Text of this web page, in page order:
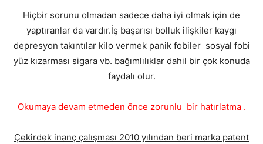
Hiçbir sorunu olmadan sadece daha iyi olmak için de
yaptıranlar da vardır.İş başarısı bolluk ilişkiler kaygı
depresyon takıntılar kilo vermek panik fobiler sosyal fobi
yüz kızarması sigara vb. bağımlılıklar dahil bir çok konuda
faydalı olur.
Okumaya devam etmeden önce zorunlu bir hatırlatma .
Çekirdek inanç çalışması 2010 yılından beri marka patent